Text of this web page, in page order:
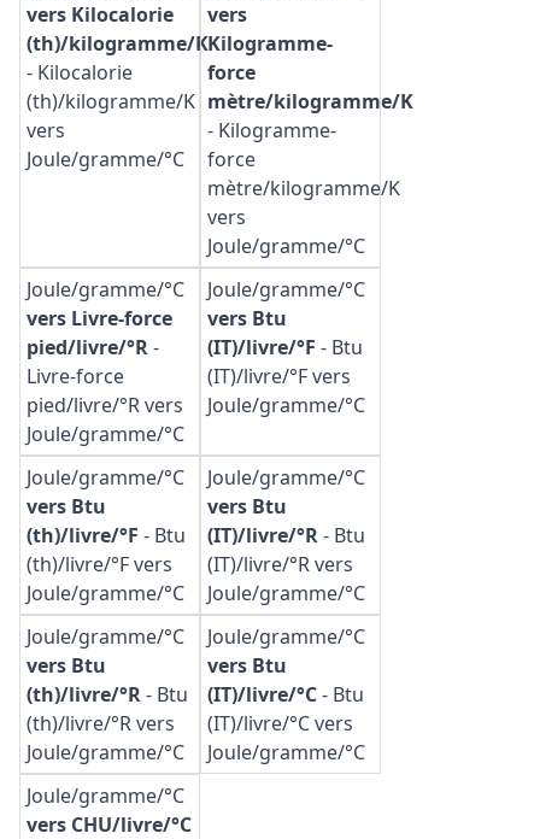
vers Kilocalorie
(th)/kilogramme/K
- Kilocalorie
(th)/kilogramme/K
vers
Joule/gramme/°C
vers
Kilogramme-
force
mètre/kilogramme/K
- Kilogramme-
force
mètre/kilogramme/K
vers
Joule/gramme/°C
Joule/gramme/°C
vers Livre-force
pied/livre/°R-
Livre-force
pied/livre/°R vers
Joule/gramme/°C
Joule/gramme/°C
vers Btu
(IT)/livre/°F - Btu
(IT)/livre/°F vers
Joule/gramme/°C
Joule/gramme/°C
vers Btu
(th)/livre/°F - Btu
(th)/livre/°F vers
Joule/gramme/°C
Joule/gramme/°C
vers Btu
(IT)/livre/°R- Btu
(IT)/livre/°R vers
Joule/gramme/°C
Joule/gramme/°C
vers Btu
(th)/livre/°R- Btu
(th)/livre/°R vers
Joule/gramme/°C
Joule/gramme/°C
vers Btu
(IT)/livre/°C- Btu
(IT)/livre/°C vers
Joule/gramme/°C
Joule/gramme/°C
vers CHU/livre/°C